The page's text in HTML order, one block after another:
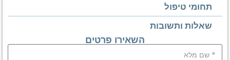
תחומי טיפול
שאלות ותשובות
השאירו פרטים